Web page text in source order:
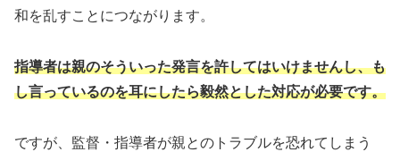
和を乱すことにつながります。
指導者は親のそういった発言を許してはいけませんし、も
し言っているのを耳にしたら毅然とした対応が必要です。
ですが、監督・指導者が親とのトラブルを恐れてしまう